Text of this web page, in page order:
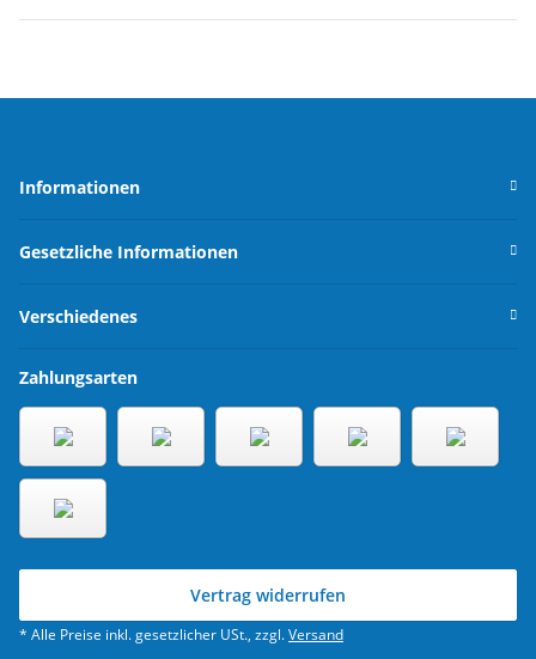
Informationen
Gesetzliche Informationen
Verschiedenes
Zahlungsarten
Vertrag widerrufen
* Alle Preise inkl. gesetzlicher USt., zzgl.Versand